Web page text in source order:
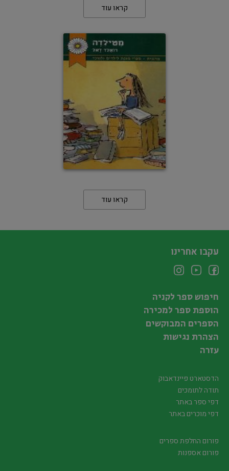
קראו עוד
קראו עוד
עקבו אחרינו
חיפוש ספר לקניה
הוספת ספר למכירה
הספרים המבוקשים
הצהרת נגישות
עזרה
הדסטארט פיינדאבוק
תודה לתומכים
דפי ספר באתר
דפי מוכרים באתר
פורום החלפת ספרים
פורום אספנות